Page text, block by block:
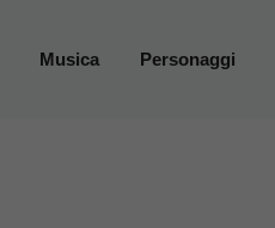
Musica Personaggi